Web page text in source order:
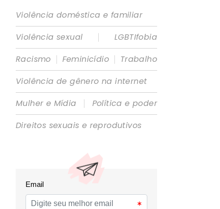
Violência doméstica e familiar
Violência sexual
|
LGBTIfobia
Racismo | Feminicídio | Trabalho
Violência de gênero na internet
Mulher e Mídia
|
Política e poder
Direitos sexuais e reprodutivos